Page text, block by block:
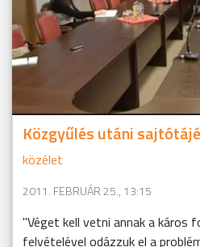
Közgyűlés utáni
közélet
2011. FEBRUÁR 25., 13:15
"Véget kell vetni annak a káros
felvételével odázzuk el a